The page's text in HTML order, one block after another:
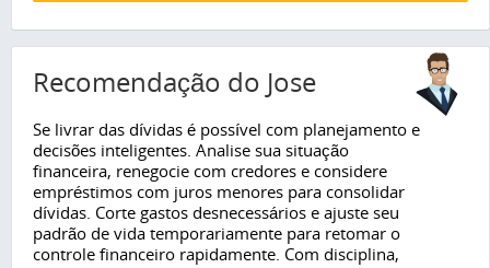
Recomendação do Jose
Se livrar das dívidas é possível com planejamento e
decisões inteligentes. Analise sua situação
financeira, renegocie com credores e considere
empréstimos com juros menores para consolidar
dívidas. Corte gastos desnecessários e ajuste seu
padrão de vida temporariamente para retomar o
controle financeiro rapidamente. Com disciplina,